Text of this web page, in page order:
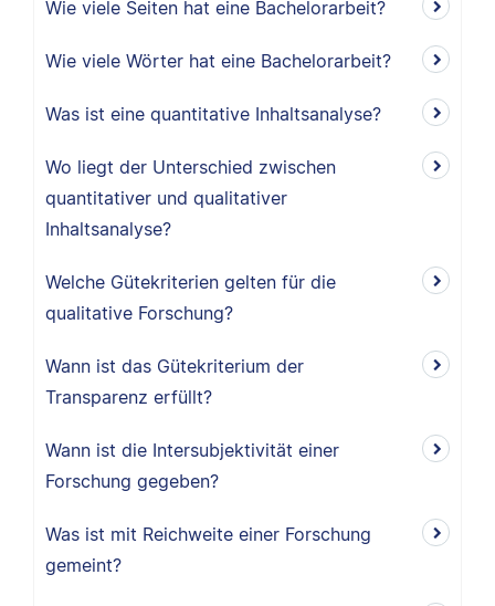
Wie viele Seiten hat eine Bachelorarbeit?
Wie viele Wörter hat eine Bachelorarbeit?
Was ist eine quantitative Inhaltsanalyse?
Wo liegt der Unterschied zwischen
quantitativer und qualitativer
Inhaltsanalyse?
Welche Gütekriterien gelten für die
qualitative Forschung?
Wann ist das Gütekriterium der
Transparenz erfüllt?
Wann ist die Intersubjektivität einer
Forschung gegeben?
Was ist mit Reichweite einer Forschung
gemeint?